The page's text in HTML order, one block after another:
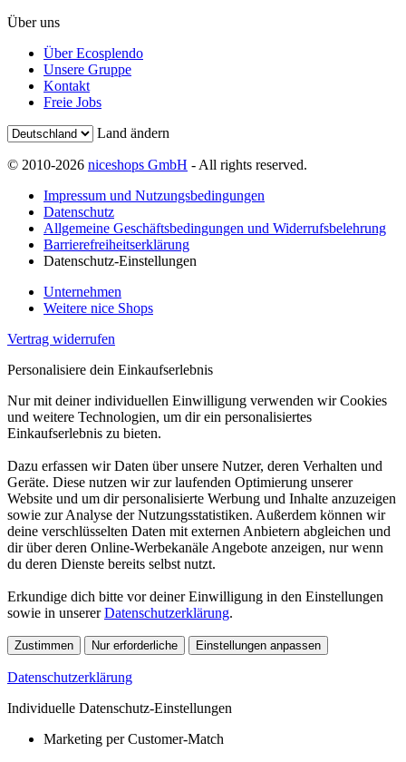
Über uns
Über Ecosplendo
Unsere Gruppe
Kontakt
Freie Jobs
Land ändern
© 2010-2026 niceshops GmbH - All rights reserved.
Impressum und Nutzungsbedingungen
Datenschutz
Allgemeine Geschäftsbedingungen und Widerrufsbelehrung
Barrierefreiheitserklärung
Datenschutz-Einstellungen
Unternehmen
Weitere nice Shops
Vertrag widerrufen
Personalisiere dein Einkaufserlebnis
Nur mit deiner individuellen Einwilligung verwenden wir Cookies
und weitere Technologien, um dir ein personalisiertes
Einkaufserlebnis zu bieten.
Dazu erfassen wir Daten über unsere Nutzer, deren Verhalten und
Geräte. Diese nutzen wir zur laufenden Optimierung unserer
Website und um dir personalisierte Werbung und Inhalte anzuzeigen
sowie zur Analyse der Nutzungsstatistiken. Außerdem können wir
deine verschlüsselten Daten mit externen Anbietern abgleichen und
dir über deren Online-Werbekanäle Angebote anzeigen, nur wenn
du deren Dienste bereits selbst nutzt.
Erkundige dich bitte vor deiner Einwilligung in den Einstellungen
sowie in unsererDatenschutzerklärung.
Zustimmen Nur erforderliche Einstellungen anpassen
Datenschutzerklärung
Individuelle Datenschutz-Einstellungen
Marketing per Customer-Match